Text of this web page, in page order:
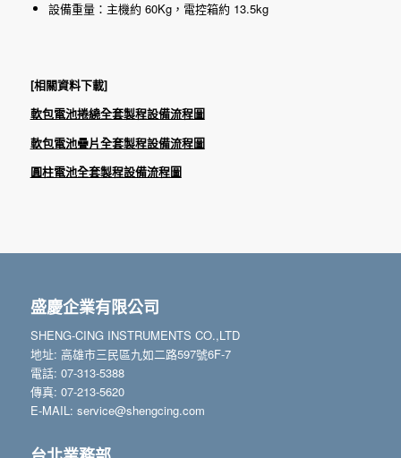
設備重量：主機約 60Kg，電控箱約 13.5kg
[相關資料下載]
軟包電池捲繞全套製程設備流程圖
軟包電池疊片全套製程設備流程圖
圓柱電池全套製程設備流程圖
盛慶企業有限公司
SHENG-CING INSTRUMENTS CO.,LTD
地址: 高雄市三民區九如二路597號6F-7
電話: 07-313-5388
傳真: 07-213-5620
E-MAIL: service@shengcing.com